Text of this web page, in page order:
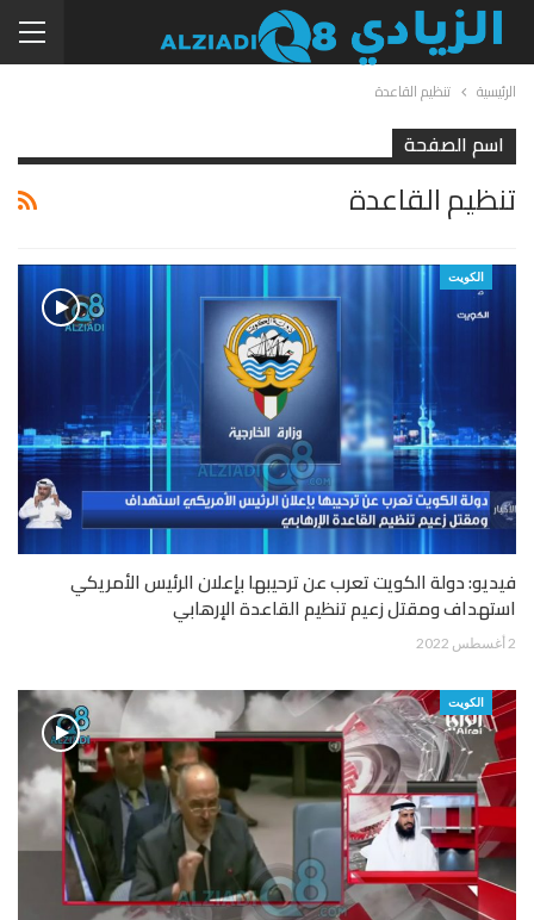
الرئيسية تنظيم القاعدة
اسم الصفحة
تنظيم القاعدة
الكويت
فيديو: دولة الكويت تعرب عن ترحيبها بإعلان الرئيس الأمريكي
استهداف ومقتل زعيم تنظيم القاعدة الإرهابي
2 أغسطس 2022
الكويت